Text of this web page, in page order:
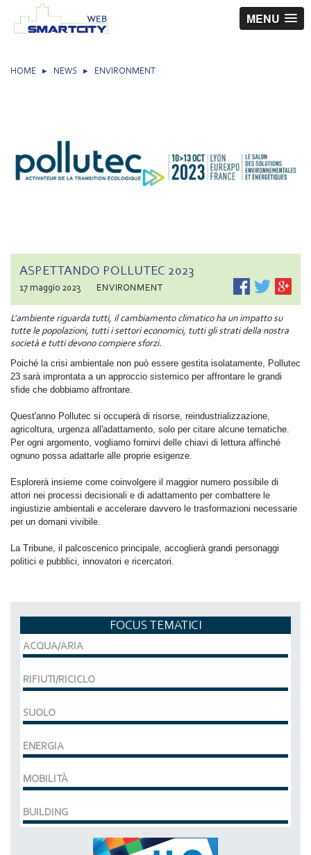
MENU
HOME ▸ NEWS ▸ ENVIRONMENT
ASPETTANDO POLLUTEC 2023
17 maggio 2023 ENVIRONMENT
L'ambiente riguarda tutti, il cambiamento climatico ha un impatto su
tutte le popolazioni, tutti i settori economici, tutti gli strati della nostra
società e tutti devono compiere sforzi.
Poiché la crisi ambientale non può essere gestita isolatamente, Pollutec
23 sarà improntata a un approccio sistemico per affrontare le grandi
sfide che dobbiamo affrontare.
Quest'anno Pollutec si occuperà di risorse, reindustrializzazione,
agricoltura, urgenza all'adattamento, solo per citare alcune tematiche.
Per ogni argomento, vogliamo fornirvi delle chiavi di lettura affinché
ognuno possa adattarle alle proprie esigenze.
Esplorerà insieme come coinvolgere il maggior numero possibile di
attori nei processi decisionali e di adattamento per combattere le
ingiustizie ambientali e accelerare davvero le trasformazioni necessarie
per un domani vivibile.
La Tribune, il palcoscenico principale, accoglierà grandi personaggi
politici e pubblici, innovatori e ricercatori.
FOCUS TEMATICI
ACQUA/ARIA
RIFIUTI/RICICLO
SUOLO
ENERGIA
MOBILITÀ
BUILDING